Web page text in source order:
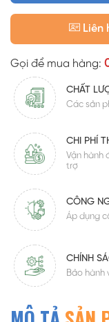
Liên
Gọi để mua hàng:
CHẤT
Các sản
CHI PHÍ
Vận hành
trợ
CÔNG
Áp dụng
CHÍNH
Bảo hành